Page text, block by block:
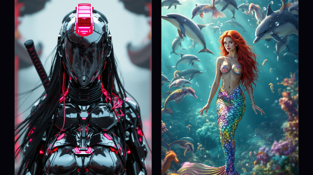
Натисни за преглед